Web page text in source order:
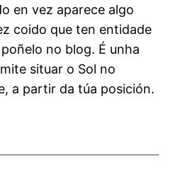
en vez aparece algo
coido que ten entidade
no blog. É unha
situar o Sol no
a partir da túa posición.